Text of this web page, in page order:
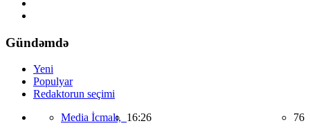
Gündəmdə
Yeni
Populyar
Redaktorun seçimi
Media İcmalı, 16:26 76